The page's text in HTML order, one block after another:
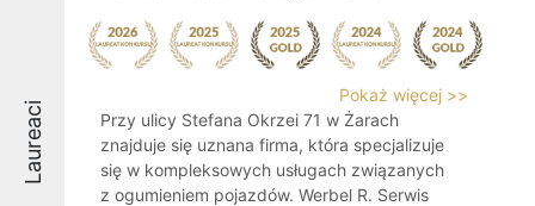
Laureaci
Pokaż więcej >>
Przy ulicy Stefana Okrzei 71 w Żarach
znajduje się uznana firma, która specjalizuje
się w kompleksowych usługach związanych
z ogumieniem pojazdów. Werbel R. Serwis